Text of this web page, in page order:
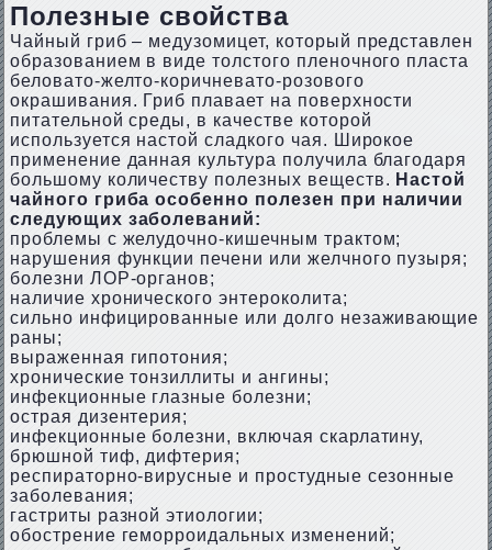
Полезные свойства
Чайный гриб – медузомицет, который представлен
образованием в виде толстого пленочного пласта
беловато-желто-коричневато-розового
окрашивания. Гриб плавает на поверхности
питательной среды, в качестве которой
используется настой сладкого чая. Широкое
применение данная культура получила благодаря
большому количеству полезных веществ. Настой
чайного гриба особенно полезен при наличии
следующих заболеваний:
проблемы с желудочно-кишечным трактом;
нарушения функции печени или желчного пузыря;
болезни ЛОР-органов;
наличие хронического энтероколита;
сильно инфицированные или долго незаживающие
раны;
выраженная гипотония;
хронические тонзиллиты и ангины;
инфекционные глазные болезни;
острая дизентерия;
инфекционные болезни, включая скарлатину,
брюшной тиф, дифтерия;
респираторно-вирусные и простудные сезонные
заболевания;
гастриты разной этиологии;
обострение геморроидальных изменений;